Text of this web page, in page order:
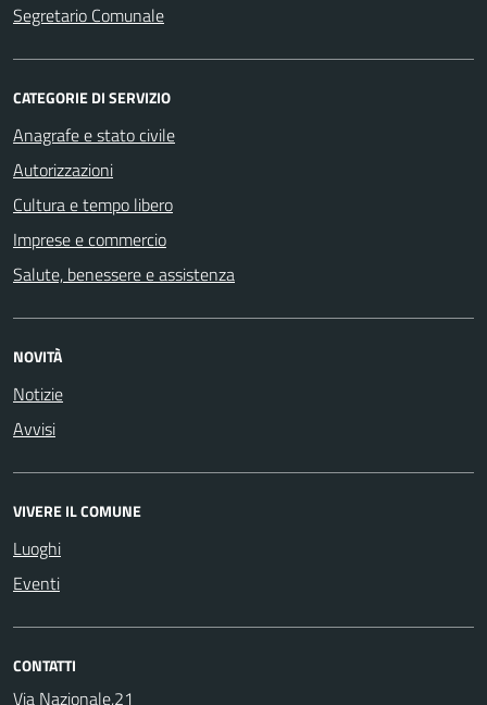
Segretario Comunale
CATEGORIE DI SERVIZIO
Anagrafe e stato civile
Autorizzazioni
Cultura e tempo libero
Imprese e commercio
Salute, benessere e assistenza
NOVITÀ
Notizie
Avvisi
VIVERE IL COMUNE
Luoghi
Eventi
CONTATTI
Via Nazionale,21